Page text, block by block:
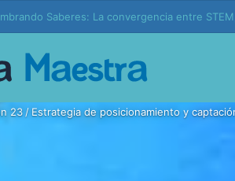
37 – Generaciones conectadas:
23 /Estrategia de posicionamiento y